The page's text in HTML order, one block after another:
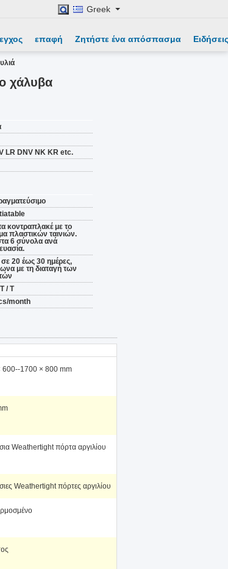
Greek
επαφή Ζητήστε ένα απόσπασμα
χάλυβα
LR DNV NK KR etc.
κοντραπλακέ με το
πλαστικών ταινιών.
6 σύνολα ανά
20 έως 30 ημέρες,
με τη διαταγή των
/ T
month
600--1700 × 800 mm
Weathertight πόρτα αργιλίου
Weathertight πόρτες αργιλίου